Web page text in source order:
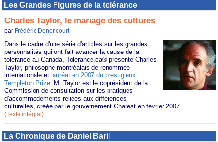
Les Grandes Figures de la tolérance
Charles Taylor, le mariage des cultures
par Frédéric Denoncourt
Dans le cadre d'une série d'articles sur les grandes
personnalités qui ont fait avancer la cause de la
tolérance au Canada, Tolerance.ca® présente Charles
Taylor, philosophe montréalais de renommée
internationale et lauréat en 2007 du prestigieux
Templeton Prize . M. Taylor est le coprésident de la
Commission de consultation sur les pratiques
d'accommodements reliées aux différences
culturelles, créée par le gouvernement Charest en février 2007.
(Texte intégral)
La Chronique de Daniel Baril